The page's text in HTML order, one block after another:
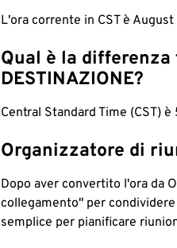
L'ora corrente in CST è
Qual è la differenza
DESTINAZIONE?
Central Standard Time (CST)
Organizzatore di
Dopo aver convertito l'ora da
collegamento" per
semplice per pianificare